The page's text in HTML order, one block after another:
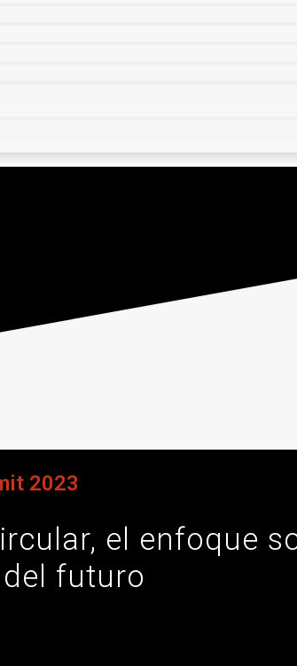
2023
el enfoque
futuro